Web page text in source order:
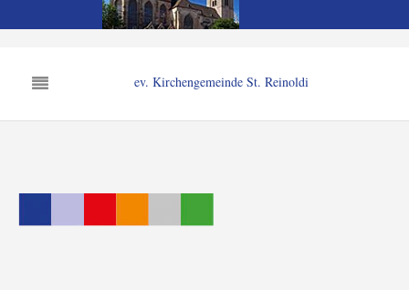
ev. Kirchengemeinde St. Reinoldi